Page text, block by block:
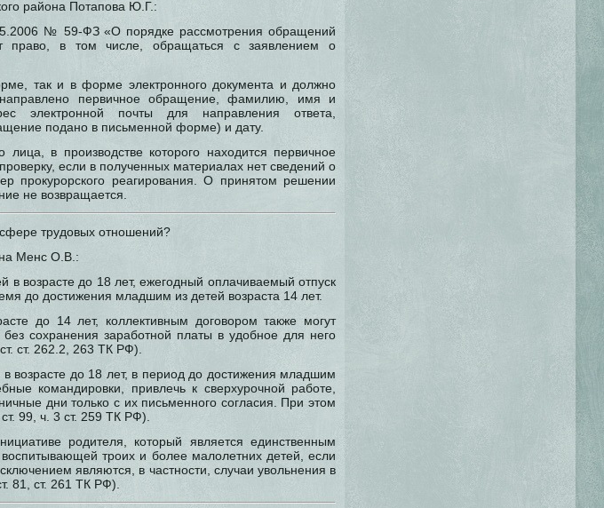
района Потапова Ю.Г.:
№ 59-ФЗ «О порядке рассмотрения обращений
право, в том числе, обращаться с заявлением о
так и в форме электронного документа и должно
первичное обращение, фамилию, имя и
электронной почты для направления ответа,
подано в письменной форме) и дату.
в производстве которого находится первичное
если в полученных материалах нет сведений о
прокурорского реагирования. О принятом решении
не возвращается.
трудовых отношений?
Менс О.В.:
возрасте до 18 лет, ежегодный оплачиваемый отпуск
до достижения младшим из детей возраста 14 лет.
до 14 лет, коллективным договором также могут
сохранения заработной платы в удобное для него
ст. 262.2, 263 ТК РФ).
возрасте до 18 лет, в период до достижения младшим
командировки, привлечь к сверхурочной работе,
дни только с их письменного согласия. При этом
99, ч. 3 ст. 259 ТК РФ).
родителя, который является единственным
троих и более малолетних детей, если
являются, в частности, случаи увольнения в
81, ст. 261 ТК РФ).